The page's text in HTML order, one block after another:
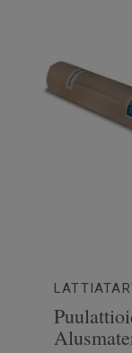
228.1 cm
3.5 mm